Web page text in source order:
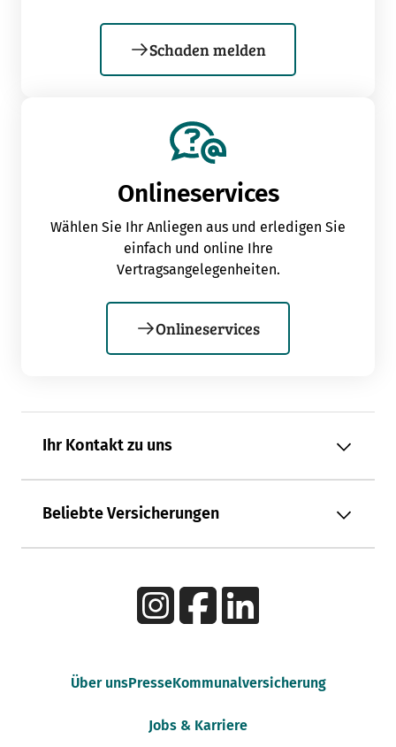
Schaden melden
Onlineservices
Wählen Sie Ihr Anliegen aus und erledigen Sie
einfach und online Ihre
Vertragsangelegenheiten.
Onlineservices
Ihr Kontakt zu uns
Beliebte Versicherungen
Über unsPresseKommunalversicherung
Jobs & Karriere